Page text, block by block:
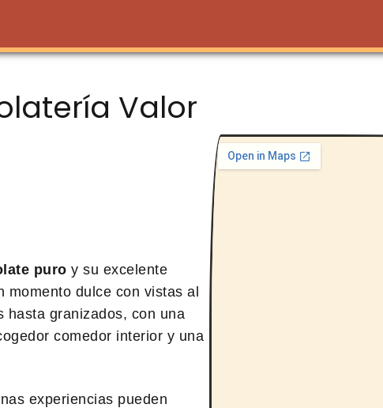
Valor
puro y su excelente
momento dulce con vistas al
hasta granizados, con una
comedor interior y una
experiencias pueden